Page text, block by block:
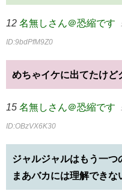
12 名無しさん＠恐縮です
ID:9bdPfM9Z0
めちゃイケに出てたけど
15 名無しさん＠恐縮です
ID:OBzVX6K30
ジャルジャルはもう一つ
まあバカには理解できな